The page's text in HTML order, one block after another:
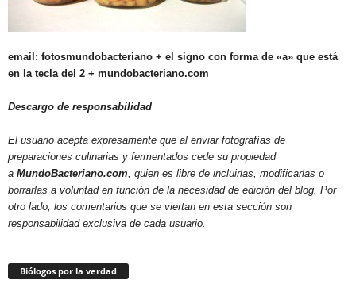
email: fotosmundobacteriano + el signo con forma de «a» que está
en la tecla del 2 + mundobacteriano.com
Descargo de responsabilidad
El usuario acepta expresamente que al enviar fotografías de
preparaciones culinarias y fermentados cede su propiedad
a MundoBacteriano.com , quien es libre de incluirlas, modificarlas o
borrarlas a voluntad en función de la necesidad de edición del blog. Por
otro lado, los comentarios que se viertan en esta sección son
responsabilidad exclusiva de cada usuario.
Biólogos por la verdad